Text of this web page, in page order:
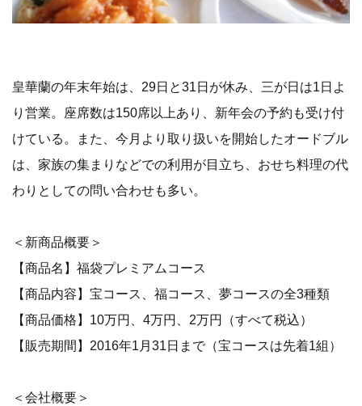
皇華蘭の年末年始は、29日と31日が休み、三が日は1日よ
り営業。座席数は150席以上あり、新年会の予約も受け付
けている。また、今月より取り扱いを開始したオードブル
は、家族の集まりなどでの利用が目立ち、おせち料理の代
わりとしての問い合わせも多い。
＜新商品概要＞
【商品名】福袋プレミアムコース
【商品内容】宝コース、福コース、夢コースの全3種類
【商品価格】10万円、4万円、2万円（すべて税込）
【販売期間】2016年1月31日まで（宝コースは先着1組）
＜会社概要＞